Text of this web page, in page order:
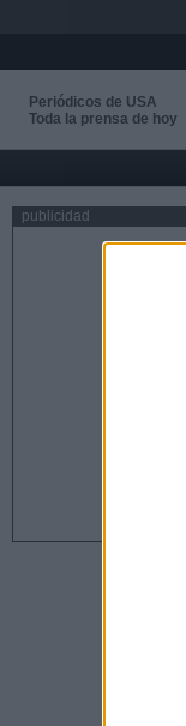
Periódicos de USA
Toda la prensa de hoy
publicidad